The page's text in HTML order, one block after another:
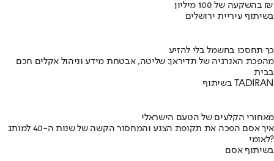
בהשקעה של 100 מיליון ₪
בשיתוף עיריית ירושלים
כך תחסכו בחשמל בלי להזיע
מהפכת האנרגיה של תדיראן: שליטה, אבטחת מידע וניהול אקלים חכם
בבית
בשיתוף TADIRAN
מאחורי הקלעים של הטעם הישראלי
איך אסם הפכה את תקופת הצנע והמחסור הקשה של שנות ה-40 למותג
לאומי?
בשיתוף אסם